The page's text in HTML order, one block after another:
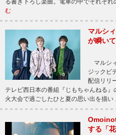
る書き下ろし楽曲。電車の中でそれぞ
む
マルシ
が瞬い
マルシ
ジックビ
配信リリ
テレビ西日本の番組『じもちゃんねる
火大会で過ごしたひと夏の思い出を描
する「